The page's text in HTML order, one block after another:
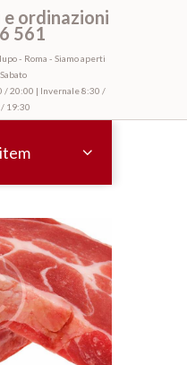
ordinazioni
561
- Roma - Siamo aperti
/ 20:00 | Invernale 8:30 /
19:30